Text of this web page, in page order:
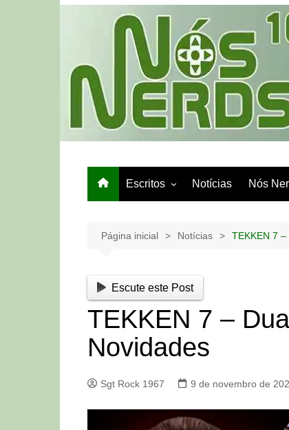
Escritos
Papo de Bar
Notícias Nós
Página inicial Notícias TEKKEN 7
Escute este Post
TEKKEN 7 –
Novidades
Sgt Rock 1967 9 de novembro de